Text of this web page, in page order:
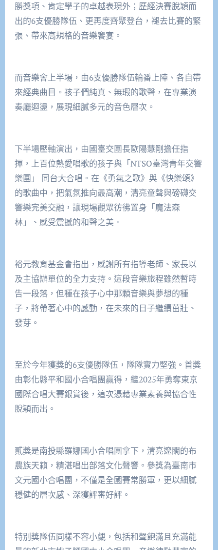
勝獎項、肯定學子的卓越表現外；歷經決賽脫穎而
出的6支優勝隊伍、更再度齊聚登台，褪去比賽的緊
張、帶來高規格的音樂饗宴。
而音樂會上半場，由6支優勝隊伍輪番上陣、各自帶
來經典曲目。孩子們純真、無瑕的歌聲，在專業演
奏廳迴盪，展現細膩多元的音色層次。
下半場壓軸演出，由國臺交團長歐陽慧剛擔任指
揮，上百位熱愛唱歌的孩子與「NTSO臺灣青年交響
樂團」 同台大合唱。在《勇氣之歌》與《快樂頌》
的歌曲中，把氣氛推向最高潮，清亮童聲與磅礴交
響樂完美交融，讓現場觀眾彷彿置身「魔法森
林」、感受震撼的和聲之美。
裕元教育基金會指出，感謝所有指導老師、家長以
及主協辦單位的全力支持。這段音樂旅程雖然暫時
告一段落，但種在孩子心中那顆音樂與夢想的種
子，將帶著心中的感動，在未來的日子繼續茁壯、
發芽。
至於今年獲獎的6支優勝隊伍，隊隊實力堅強。首獎
由彰化縣平和國小合唱團贏得，繼2025年勇奪東京
國際合唱大賽銀賞後，這次憑藉專業素養與協合性
脫穎而出。
貳獎是南投縣羅娜國小合唱團拿下，清亮遼闊的布
農族天籟，精湛唱出部落文化聲響。參獎為臺南市
文元國小合唱團，不僅是全國賽常勝軍，更以細膩
穩健的層次感、深獲評審好評。
特別獎隊伍同樣不容小覷，包括和聲飽滿且充滿能